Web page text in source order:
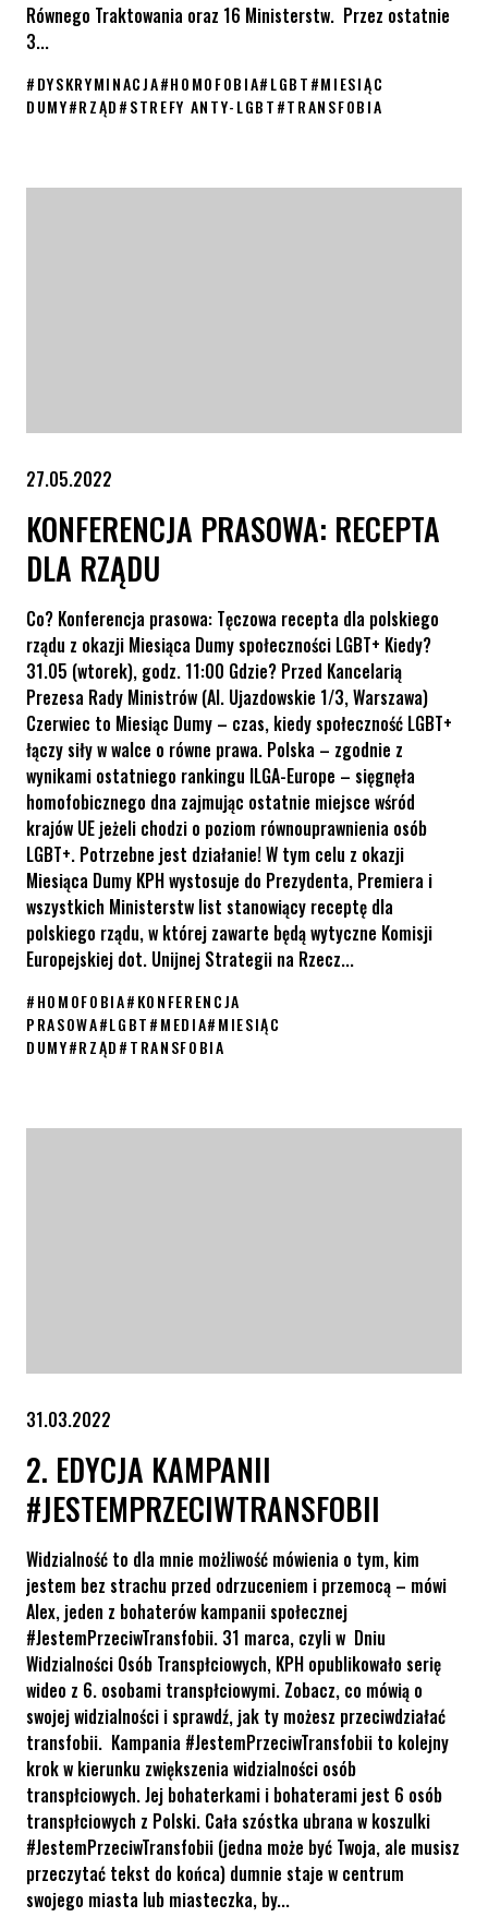
Równego Traktowania oraz 16 Ministerstw. Przez ostatnie
3...
#DYSKRYMINACJA#HOMOFOBIA#LGBT#MIESIĄC
DUMY#RZĄD#STREFY ANTY-LGBT#TRANSFOBIA
27.05.2022
KONFERENCJA PRASOWA: RECEPTA
DLA RZĄDU
Co? Konferencja prasowa: Tęczowa recepta dla polskiego
rządu z okazji Miesiąca Dumy społeczności LGBT+ Kiedy?
31.05 (wtorek), godz. 11:00 Gdzie? Przed Kancelarią
Prezesa Rady Ministrów (Al. Ujazdowskie 1/3, Warszawa)
Czerwiec to Miesiąc Dumy – czas, kiedy społeczność LGBT+
łączy siły w walce o równe prawa. Polska – zgodnie z
wynikami ostatniego rankingu ILGA-Europe – sięgnęła
homofobicznego dna zajmując ostatnie miejsce wśród
krajów UE jeżeli chodzi o poziom równouprawnienia osób
LGBT+. Potrzebne jest działanie! W tym celu z okazji
Miesiąca Dumy KPH wystosuje do Prezydenta, Premiera i
wszystkich Ministerstw list stanowiący receptę dla
polskiego rządu, w której zawarte będą wytyczne Komisji
Europejskiej dot. Unijnej Strategii na Rzecz...
#HOMOFOBIA#KONFERENCJA
PRASOWA#LGBT#MEDIA#MIESIĄC
DUMY#RZĄD#TRANSFOBIA
31.03.2022
2. EDYCJA KAMPANII
#JESTEMPRZECIWTRANSFOBII
Widzialność to dla mnie możliwość mówienia o tym, kim
jestem bez strachu przed odrzuceniem i przemocą – mówi
Alex, jeden z bohaterów kampanii społecznej
#JestemPrzeciwTransfobii. 31 marca, czyli w Dniu
Widzialności Osób Transpłciowych, KPH opublikowało serię
wideo z 6. osobami transpłciowymi. Zobacz, co mówią o
swojej widzialności i sprawdź, jak ty możesz przeciwdziałać
transfobii. Kampania #JestemPrzeciwTransfobii to kolejny
krok w kierunku zwiększenia widzialności osób
transpłciowych. Jej bohaterkami i bohaterami jest 6 osób
transpłciowych z Polski. Cała szóstka ubrana w koszulki
#JestemPrzeciwTransfobii (jedna może być Twoja, ale musisz
przeczytać tekst do końca) dumnie staje w centrum
swojego miasta lub miasteczka, by...